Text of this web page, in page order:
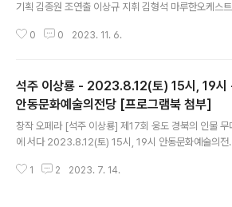
기획 김종원 조연출 이상규 지휘 김형석 마루한오케스
순 샤플레스 김만수 스즈키 김정화 고로 이현영 본조 임경
0 0 2023. 11. 6.
석주 이상룡 - 2023.8.12(토) 15시, 19시
안동문화예술의전당 [프로그램북 첨부]
창작 오페라 [석주 이상룡] 제17회 웅도 경북의 인물 무
에 서다 2023.8.12(토) 15시, 19시 안동문화예술의전
1 2 2023. 7. 14.